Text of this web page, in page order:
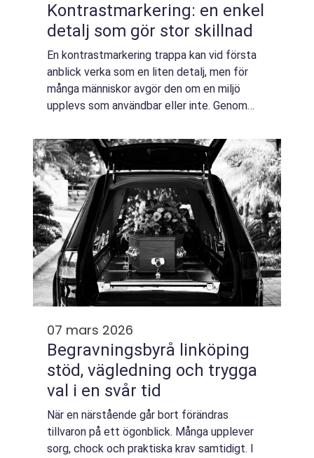
Kontrastmarkering: en enkel
detalj som gör stor skillnad
En kontrastmarkering trappa kan vid första
anblick verka som en liten detalj, men för
många människor avgör den om en miljö
upplevs som användbar eller inte. Genom
07 mars 2026
Begravningsbyrå linköping
stöd, vägledning och trygga
val i en svår tid
När en närstående går bort förändras
tillvaron på ett ögonblick. Många upplever
sorg, chock och praktiska krav samtidigt. I